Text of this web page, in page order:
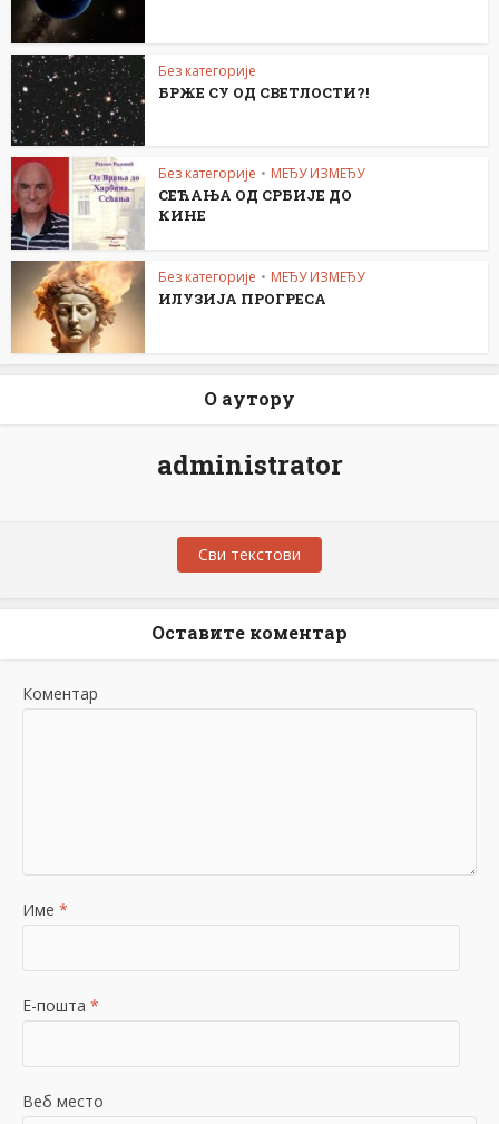
Без категорије
БРЖЕ СУ ОД СВЕТЛОСТИ?!
Без категорије • МЕЂУ ИЗМЕЂУ
СЕЋАЊА ОД СРБИЈЕ ДО
КИНЕ
Без категорије • МЕЂУ ИЗМЕЂУ
ИЛУЗИЈА ПРОГРЕСА
О аутору
administrator
Сви текстови
Оставите коментар
Коментар
Име *
Е-пошта *
Веб место